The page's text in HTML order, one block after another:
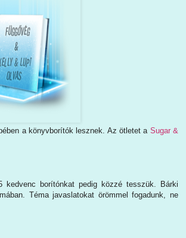
a könyvborítók lesznek. Az ötletet a Sugar &
borítónkat pedig közzé tesszük. Bárki
Téma javaslatokat örömmel fogadunk, ne